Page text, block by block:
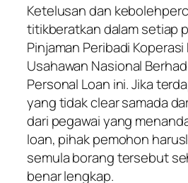
Ketelusan dan
titikberatkan dalam setiap
Pinjaman Peribadi
Usahawan Nasional Berhad
Personal Loan ini. Jika
yang tidak clear samada
dari pegawai yang
loan, pihak pemohon
semula borang tersebut
benar lengkap.